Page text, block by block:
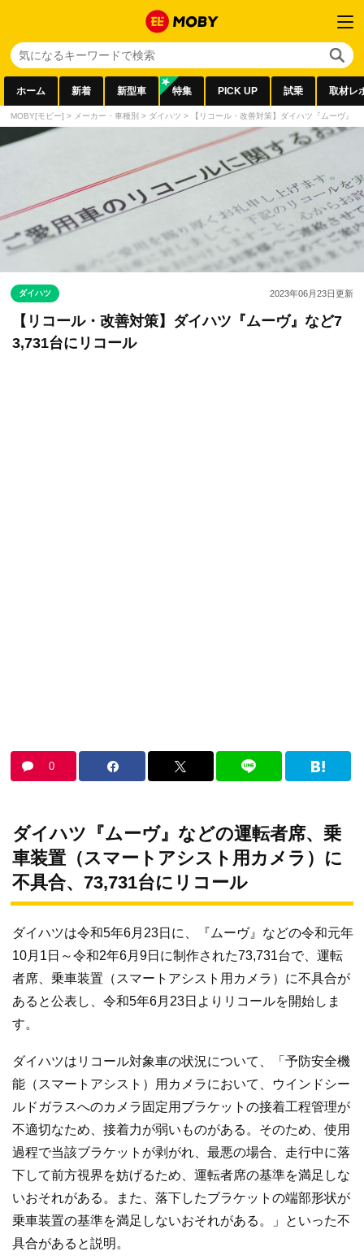
ホーム 新着 新型車 特集 PICK UP 試乗 取材レ
MOBY[モビー] > メーカー・車種別 > ダイハツ > 【リコール・改善対策】ダイハツ『ムーヴ』
ダイハツ 2023年06月23日更新
【リコール・改善対策】ダイハツ『ムーヴ』など7
3,731台にリコール
0
ダイハツ『ムーヴ』などの運転者席、乗
車装置（スマートアシスト用カメラ）に
不具合、73,731台にリコール
ダイハツは令和5年6月23日に、『ムーヴ』などの令和元年
10月1日～令和2年6月9日に制作された73,731台で、運転
者席、乗車装置（スマートアシスト用カメラ）に不具合が
あると公表し、令和5年6月23日よりリコールを開始しま
す。
ダイハツはリコール対象車の状況について、「予防安全機
能（スマートアシスト）用カメラにおいて、ウインドシー
ルドガラスへのカメラ固定用ブラケットの接着工程管理が
不適切なため、接着力が弱いものがある。そのため、使用
過程で当該ブラケットが剥がれ、最悪の場合、走行中に落
下して前方視界を妨げるため、運転者席の基準を満足しな
いおそれがある。また、落下したブラケットの端部形状が
乗車装置の基準を満足しないおそれがある。」といった不
具合があると説明。